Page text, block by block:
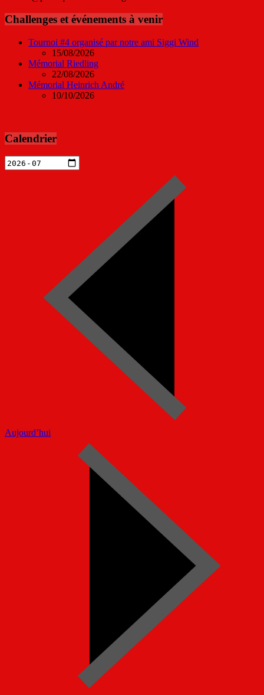
Challenges et événements à venir
Tournoi #4 organisé par notre ami Siggi Wind
15/08/2026
Mémorial Riedling
22/08/2026
Mémorial Heinrich André
10/10/2026
Calendrier
Aujourd’hui